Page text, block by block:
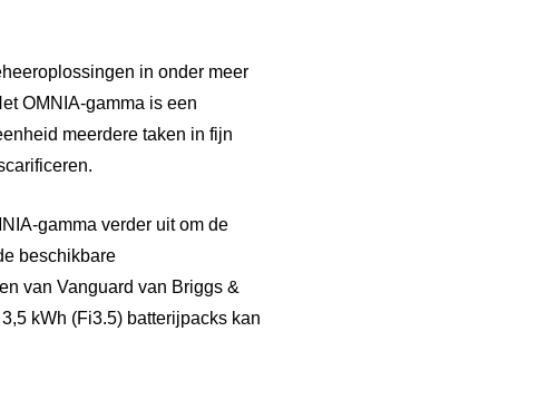
in onder meer
OMNIA-gamma is een
meerdere taken in fijn
gamma verder uit om de
beschikbare
van Vanguard van Briggs &
kWh (Fi3.5) batterijpacks kan